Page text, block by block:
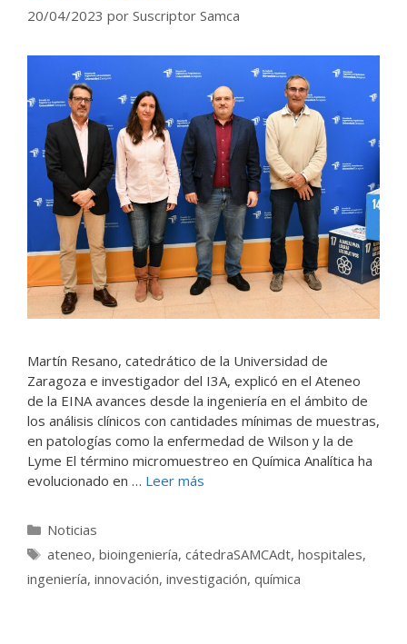
20/04/2023 por Suscriptor Samca
Martín Resano, catedrático de la Universidad de
Zaragoza e investigador del I3A, explicó en el Ateneo
de la EINA avances desde la ingeniería en el ámbito de
los análisis clínicos con cantidades mínimas de muestras,
en patologías como la enfermedad de Wilson y la de
Lyme El término micromuestreo en Química Analítica ha
evolucionado en … Leer más
Categorías
Noticias
Etiquetas
ateneo, bioingeniería, cátedraSAMCAdt, hospitales,
ingeniería, innovación, investigación, química